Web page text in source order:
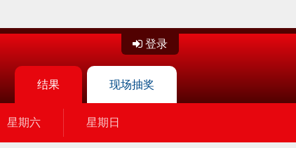
登录
结果 现场抽奖
星期六 星期日